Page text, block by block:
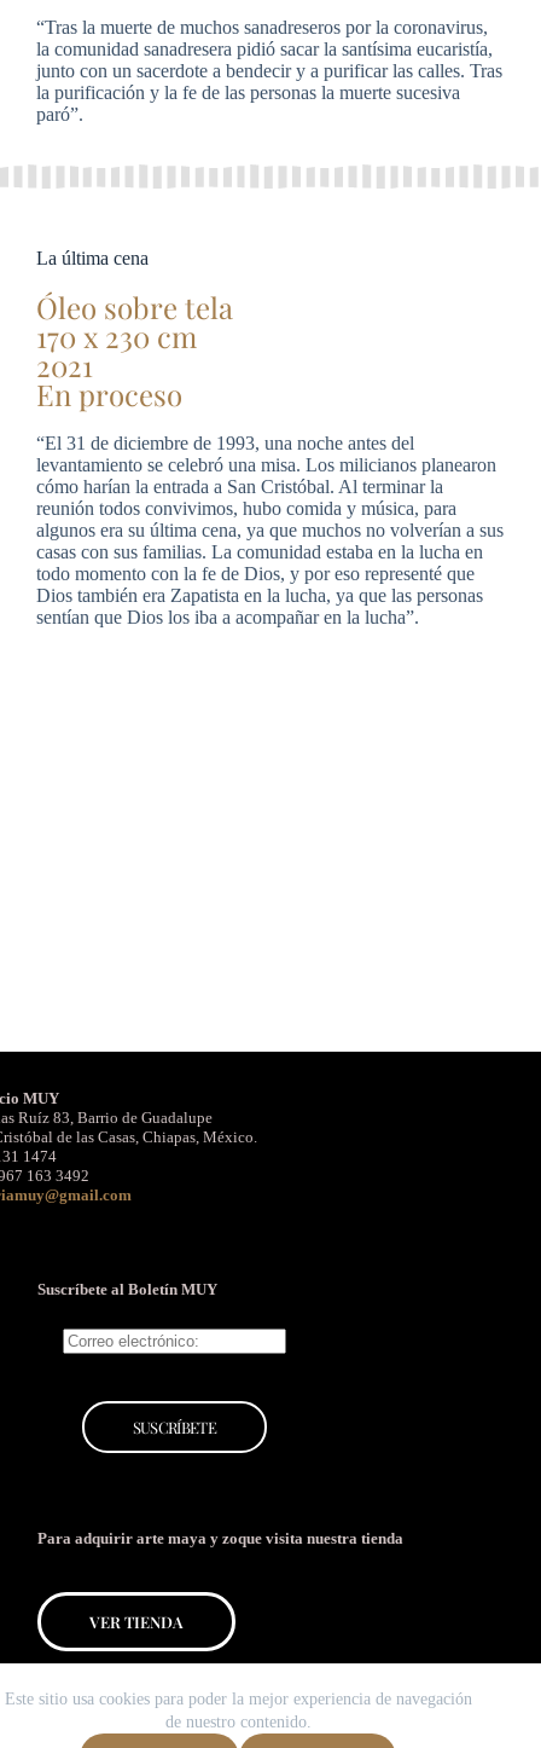
Este sitio usa cookies para poder la mejor experiencia de navegación
de nuestro contenido.
“Tras la muerte de muchos sanadreseros por la coronavirus,
la comunidad sanadresera pidió sacar la santísima eucaristía,
junto con un sacerdote a bendecir y a purificar las calles. Tras
la purificación y la fe de las personas la muerte sucesiva
paró”.
La última cena
Óleo sobre tela
170 x 230 cm
2021
En proceso
“El 31 de diciembre de 1993, una noche antes del
levantamiento se celebró una misa. Los milicianos planearon
cómo harían la entrada a San Cristóbal. Al terminar la
reunión todos convivimos, hubo comida y música, para
algunos era su última cena, ya que muchos no volverían a sus
casas con sus familias. La comunidad estaba en la lucha en
todo momento con la fe de Dios, y por eso representé que
Dios también era Zapatista en la lucha, ya que las personas
sentían que Dios los iba a acompañar en la lucha”.
MUY
Ruíz 83, Barrio de Guadalupe
de las Casas, Chiapas, México.
1474
163 3492
Suscríbete al Boletín MUY
Para adquirir arte maya y zoque visita nuestra tienda
VER TIENDA